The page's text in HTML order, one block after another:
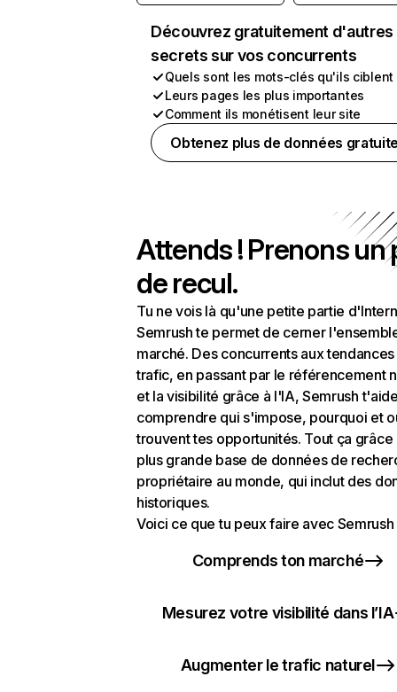
Découvrez gratuitement d'autres
secrets sur vos concurrents
Quels sont les mots-clés qu'ils ciblent
Leurs pages les plus importantes
Comment ils monétisent leur site
Obtenez plus de données
Attends ! Prenons un
de recul.
Tu ne vois là qu'une petite partie
Semrush te permet de cerner
marché. Des concurrents aux
trafic, en passant par le référencement
et la visibilité grâce à l'IA, Semrush
comprendre qui s'impose, pourquoi et
trouvent tes opportunités. Tout ça grâce
plus grande base de données de
propriétaire au monde, qui inclut des
historiques.
Voici ce que tu peux faire avec Semrush
Comprends ton marché
Mesurez votre visibilité dans l’IA
Augmenter le trafic naturel